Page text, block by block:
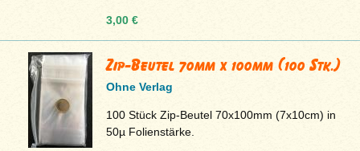
3,00 €
Zip-Beutel 70mm x 100mm (100 Stk.)
Ohne Verlag
100 Stück Zip-Beutel 70x100mm (7x10cm) in
50µ Folienstärke.